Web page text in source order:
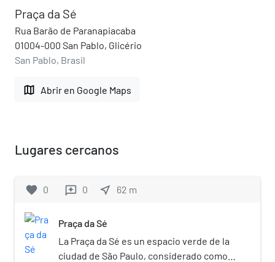
Praça da Sé
Rua Barão de Paranapiacaba
01004-000 San Pablo, Glicério
San Pablo, Brasil
map Abrir en Google Maps
Lugares cercanos
favorite 0 reviews 0 near_me 62 m
Praça da Sé
La Praça da Sé es un espacio verde de la
ciudad de São Paulo, considerado como